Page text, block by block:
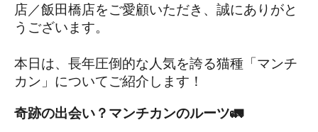
店／飯田橋店をご愛顧いただき、誠にありがと
うございます。
本日は、長年圧倒的な人気を誇る猫種「マンチ
カン」についてご紹介します！
奇跡の出会い？マンチカンのルーツ🚛